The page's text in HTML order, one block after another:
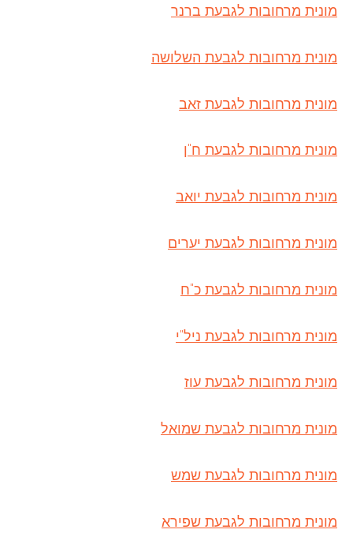
מונית מרחובות לגבעת ברנר
מונית מרחובות לגבעת השלושה
מונית מרחובות לגבעת זאב
מונית מרחובות לגבעת ח"ן
מונית מרחובות לגבעת יואב
מונית מרחובות לגבעת יערים
מונית מרחובות לגבעת כ"ח
מונית מרחובות לגבעת ניל"י
מונית מרחובות לגבעת עוז
מונית מרחובות לגבעת שמואל
מונית מרחובות לגבעת שמש
מונית מרחובות לגבעת שפירא